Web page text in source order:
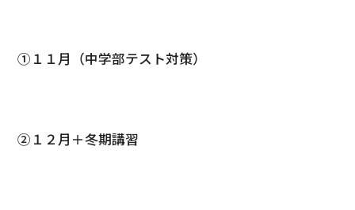
①１１月（中学部テスト対策）
②１２月＋冬期講習